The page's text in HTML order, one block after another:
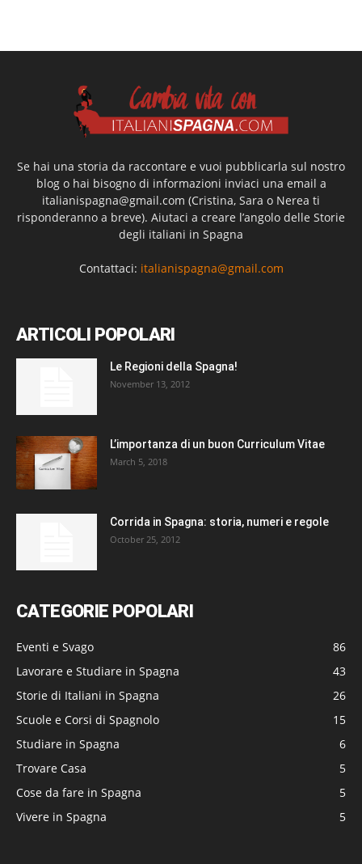
Se hai una storia da raccontare e vuoi pubblicarla sul nostro
blog o hai bisogno di informazioni inviaci una email a
italianispagna@gmail.com (Cristina, Sara o Nerea ti
risponderanno a breve). Aiutaci a creare l’angolo delle Storie
degli italiani in Spagna
Contattaci: italianispagna@gmail.com
ARTICOLI POPOLARI
Le Regioni della Spagna!
November 13, 2012
L’importanza di un buon Curriculum Vitae
March 5, 2018
Corrida in Spagna: storia, numeri e regole
October 25, 2012
CATEGORIE POPOLARI
Eventi e Svago
86
Lavorare e Studiare in Spagna
43
Storie di Italiani in Spagna
26
Scuole e Corsi di Spagnolo
15
Studiare in Spagna
6
Trovare Casa
5
Cose da fare in Spagna
5
Vivere in Spagna
5